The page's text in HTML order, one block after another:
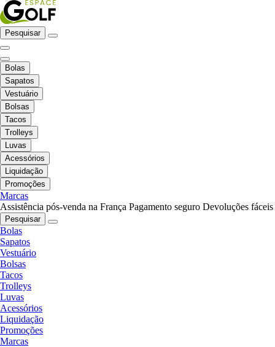
Pesquisar
Bolas
Sapatos
Vestuário
Bolsas
Tacos
Trolleys
Luvas
Acessórios
Liquidação
Promoções
Marcas
Assistência pós-venda na França Pagamento seguro Devoluções fáceis
Pesquisar
Bolas
Sapatos
Vestuário
Bolsas
Tacos
Trolleys
Luvas
Acessórios
Liquidação
Promoções
Marcas